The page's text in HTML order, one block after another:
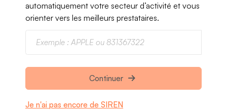
automatiquement votre secteur d’activité et vous
orienter vers les meilleurs prestataires.
Continuer
Je n'ai pas encore de SIREN